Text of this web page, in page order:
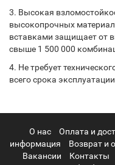
3. Высокая
высокопрочных
вставками защищает от
свыше 1 500 000
4. Не требует
всего срока эксплуатации
О нас Оплата и
информация
Возврат и
Вакансии
Контакты